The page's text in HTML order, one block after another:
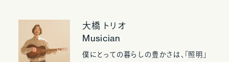
大橋 トリオ
Musician
僕にとっての暮らしの豊かさは、「照明」